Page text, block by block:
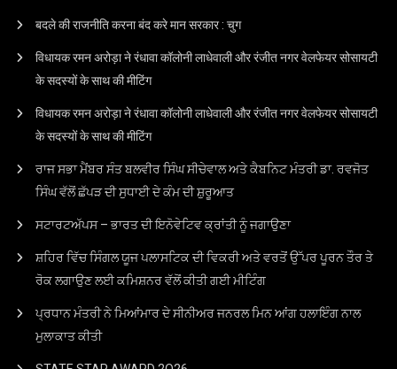
बदले की राजनीति करना बंद करे मान सरकार : चुग
विधायक रमन अरोड़ा ने रंधावा कॉलोनी लाधेवाली और रंजीत नगर वेलफेयर सोसायटी
के सदस्यों के साथ की मीटिंग
विधायक रमन अरोड़ा ने रंधावा कॉलोनी लाधेवाली और रंजीत नगर वेलफेयर सोसायटी
के सदस्यों के साथ की मीटिंग
ਰਾਜ ਸਭਾ ਮੈਂਬਰ ਸੰਤ ਬਲਵੀਰ ਸਿੰਘ ਸੀਚੇਵਾਲ ਅਤੇ ਕੈਬਨਿਟ ਮੰਤਰੀ ਡਾ. ਰਵਜੋਤ
ਸਿੰਘ ਵੱਲੋਂ ਛੱਪੜ ਦੀ ਸੁਧਾਈ ਦੇ ਕੰਮ ਦੀ ਸ਼ੁਰੂਆਤ
ਸਟਾਰਟਅੱਪਸ – ਭਾਰਤ ਦੀ ਇਨੋਵੇਟਿਵ ਕ੍ਰਾਂਤੀ ਨੂੰ ਜਗਾਉਣਾ
ਸ਼ਹਿਰ ਵਿੱਚ ਸਿੰਗਲ ਯੂਜ ਪਲਾਸਟਿਕ ਦੀ ਵਿਕਰੀ ਅਤੇ ਵਰਤੋਂ ਉੱਪਰ ਪੂਰਨ ਤੌਰ ਤੇ
ਰੋਕ ਲਗਾਉਣ ਲਈ ਕਮਿਸ਼ਨਰ ਵੱਲੋਂ ਕੀਤੀ ਗਈ ਮੀਟਿੰਗ
ਪ੍ਰਧਾਨ ਮੰਤਰੀ ਨੇ ਮਿਆਂਮਾਰ ਦੇ ਸੀਨੀਅਰ ਜਨਰਲ ਮਿਨ ਆਂਗ ਹਲਾਇੰਗ ਨਾਲ
ਮੁਲਾਕਾਤ ਕੀਤੀ